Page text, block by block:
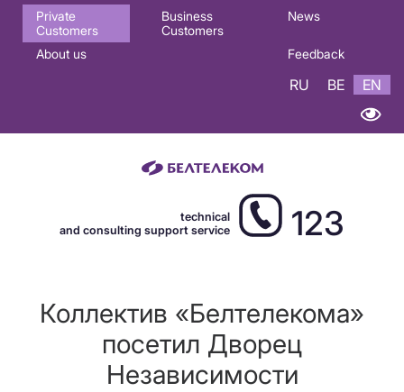
Основная
навигация
Private
Customers
Business
Customers
News
About us Feedback
RU BE EN
technical
and consulting support service
123
Коллектив «Белтелекома»
посетил Дворец
Независимости